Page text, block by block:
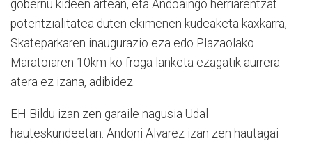
gobernu kideen artean, eta Andoaingo herriarentzat
potentzialitatea duten ekimenen kudeaketa kaxkarra,
Skateparkaren inaugurazio eza edo Plazaolako
Maratoiaren 10km-ko froga lanketa ezagatik aurrera
atera ez izana, adibidez.
EH Bildu izan zen garaile nagusia Udal
hauteskundeetan. Andoni Alvarez izan zen hautagai